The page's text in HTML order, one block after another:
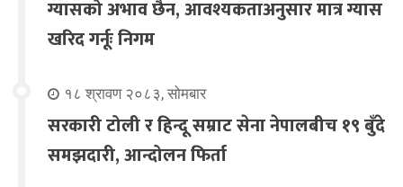
ग्यासको अभाव छैन, आवश्यकताअनुसार मात्र ग्यास
खरिद गर्नूः निगम
१८ श्रावण २०८३, सोमबार
सरकारी टोली र हिन्दू सम्राट सेना नेपालबीच १९ बुँदे
समझदारी, आन्दोलन फिर्ता